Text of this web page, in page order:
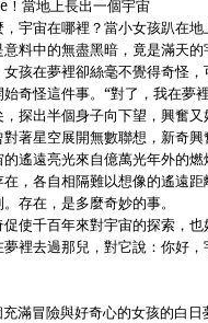
當地上長出一個宇宙
宇宙在哪裡？當小女孩趴在地
料中的無盡黑暗，竟是滿天
孩在夢裡卻絲毫不覺得奇怪
奇怪這件事。“對了，我在夢
探出半個身子向下望，興奮又
著星空展開無數聯想，新奇
遙遠亮光來自億萬光年外的
，各自相隔難以想像的遙遠
存在，是多麼奇妙的事。
使千百年來對宇宙的探索，也
裡去過那兒，對它說：你好，
滿冒險與好奇心的女孩的白日